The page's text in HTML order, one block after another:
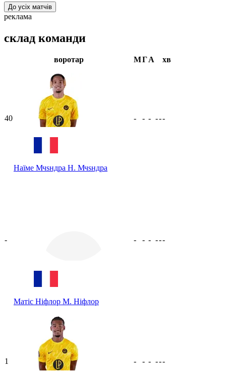
До усіх матчів
реклама
склад команди
воротар МГА хв
40
Наїме Мчsндра Н. Мчsндра
- - - ---
-
Матіс Ніфлор М. Ніфлор
- - - ---
1 - - - ---